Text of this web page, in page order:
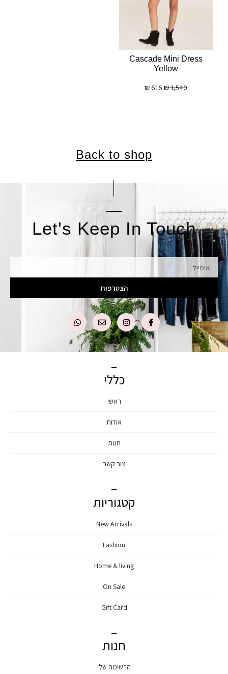
Cascade Mini Dress
Yellow
1,540
₪
616
₪
Back to shop
Let's Keep In Touch
אימייל
הצטרפות
כללי
ראשי
אודות
חנות
צור קשר
קטגוריות
New Arrivals
Fashion
Home & living
On Sale
Gift Card
חנות
הרשימה שלי